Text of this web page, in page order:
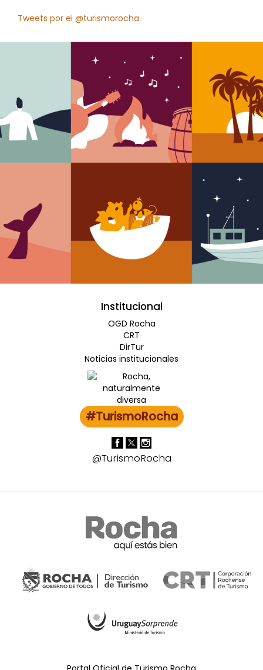
Tweets por el @turismorocha.
Institucional
OGD Rocha
CRT
DirTur
Noticias institucionales
#TurismoRocha
@TurismoRocha